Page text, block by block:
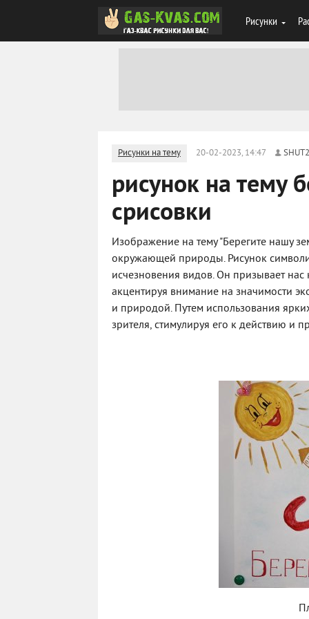
Рисунки
Рисунки на тему 20-02-2023, 14:47 SHUT2
рисунок на тему
срисовки
Изображение на тему "Берегите нашу
окружающей природы. Рисунок
исчезновения видов. Он призывает
акцентируя внимание на значимости
и природой. Путем использования
зрителя, стимулируя его к действию и